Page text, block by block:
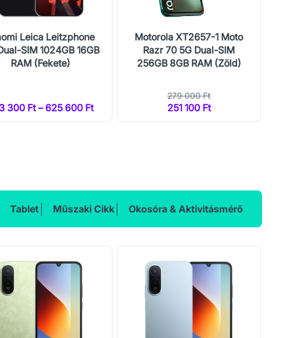
Leica Leitzphone
SIM 1024GB 16GB
RAM (Fekete)
300 Ft – 625 600 Ft
Motorola XT2657-1 Moto
Razr 70 5G Dual-SIM
256GB 8GB RAM (Zöld)
279 000 Ft
251 100 Ft
Tablet Műszaki Cikk Okosóra & Aktivitásmérő